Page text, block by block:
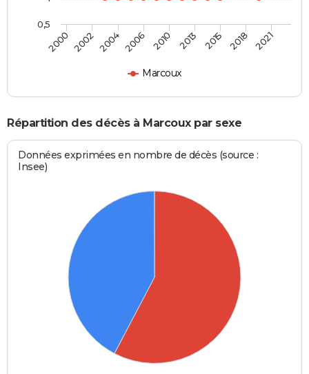
Marcoux
2000 2002 2004 2006 2010 2013 2015 2018 2021
0,5
Répartition des décès à Marcoux par sexe
Données exprimées en nombre de décès (source :
Insee)